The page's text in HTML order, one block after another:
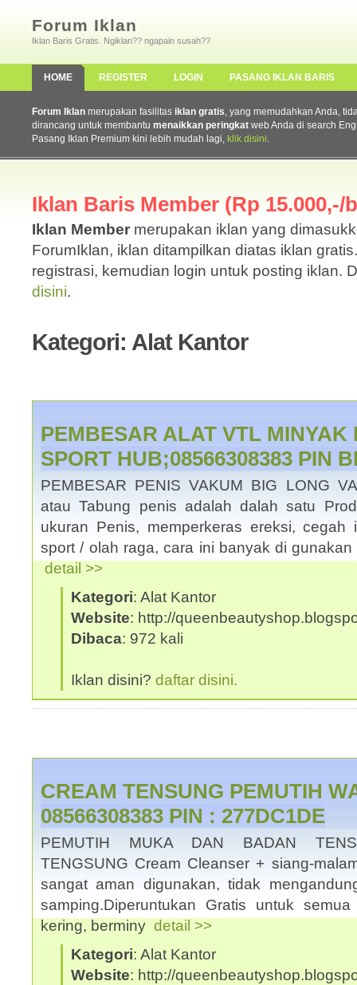
Forum Iklan
Iklan Baris Gratis. Ngiklan?? ngapain susah??
HOME REGISTER LOGIN PASANG IKLAN BARIS
Forum Iklan merupakan fasilitas iklan gratis, yang memudahkan Anda,
dirancang untuk membantu menaikkan peringkat web Anda di search
Pasang Iklan Premium kini lebih mudah lagi, klik disini.
Iklan Baris Member (Rp 15.000,-/
Iklan Member merupakan iklan yang
ForumIklan, iklan ditampilkan diatas iklan
registrasi, kemudian login untuk posting iklan.
disini.
Kategori: Alat Kantor
PEMBESAR ALAT VTL MINYAK
SPORT HUB;08566308383 PIN
PEMBESAR PENIS VAKUM BIG LONG
atau Tabung penis adalah dalah satu
ukuran Penis, memperkeras ereksi, cegah
sport / olah raga, cara ini banyak di
detail >>
Kategori: Alat Kantor
Website: http://
Dibaca: 972 kali
Iklan disini? daftar disini.
CREAM TENSUNG PEMUTIH
08566308383 PIN : 277DC1DE
PEMUTIH MUKA DAN BADAN
TENGSUNG Cream Cleanser + siang-
sangat aman digunakan, tidak
samping.Diperuntukan Gratis untuk
kering, berminy detail >>
Kategori: Alat Kantor
Website: http://